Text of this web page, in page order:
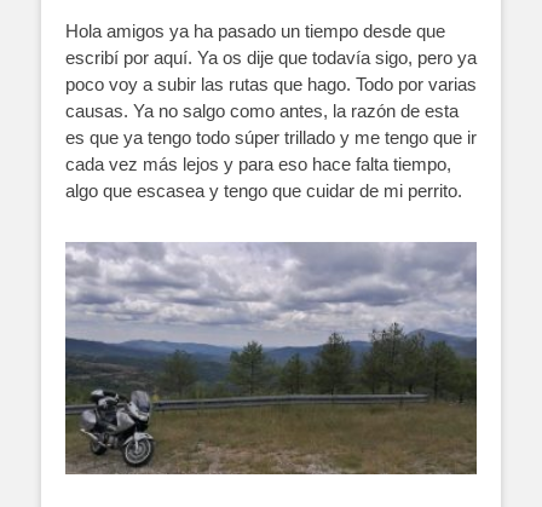
Hola amigos ya ha pasado un tiempo desde que
escribí por aquí. Ya os dije que todavía sigo, pero ya
poco voy a subir las rutas que hago. Todo por varias
causas. Ya no salgo como antes, la razón de esta
es que ya tengo todo súper trillado y me tengo que ir
cada vez más lejos y para eso hace falta tiempo,
algo que escasea y tengo que cuidar de mi perrito.